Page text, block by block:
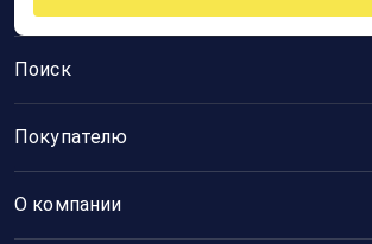
Поиск
Покупателю
О компании